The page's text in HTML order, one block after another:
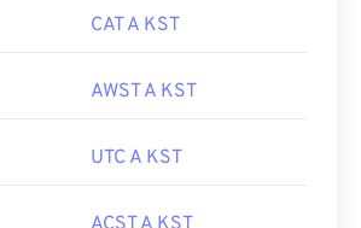
CAT A KST
AWST A KST
UTC A KST